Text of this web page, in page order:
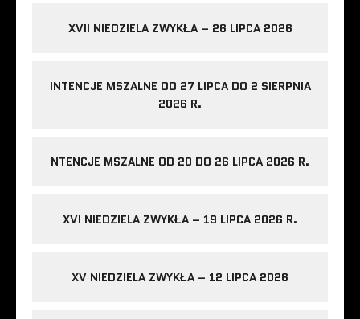
XVII NIEDZIELA ZWYKŁA – 26 LIPCA 2026
INTENCJE MSZALNE OD 27 LIPCA DO 2 SIERPNIA
2026 R.
NTENCJE MSZALNE OD 20 DO 26 LIPCA 2026 R.
XVI NIEDZIELA ZWYKŁA – 19 LIPCA 2026 R.
XV NIEDZIELA ZWYKŁA – 12 LIPCA 2026